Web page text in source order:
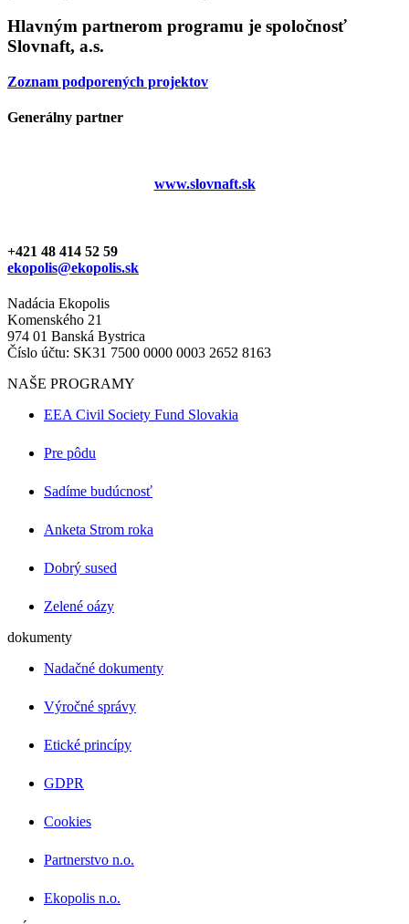
Hlavným partnerom programu je spoločnosť
Slovnaft, a.s.
Zoznam podporených projektov
Generálny partner
www.slovnaft.sk
+421 48 414 52 59
ekopolis@ekopolis.sk
Nadácia Ekopolis
Komenského 21
974 01 Banská Bystrica
Číslo účtu: SK31 7500 0000 0003 2652 8163
NAŠE PROGRAMY
EEA Civil Society Fund Slovakia
Pre pôdu
Sadíme budúcnosť
Anketa Strom roka
Dobrý sused
Zelené oázy
dokumenty
Nadačné dokumenty
Výročné správy
Etické princípy
GDPR
Cookies
Partnerstvo n.o.
Ekopolis n.o.